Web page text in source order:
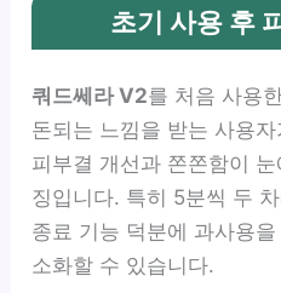
초기 사용 후
쿼드쎄라 V2를 처음 사용
돈되는 느낌을 받는 사용
피부결 개선과 쫀쫀함이
징입니다. 특히 5분씩 두
종료 기능 덕분에 과사용
소화할 수 있습니다.